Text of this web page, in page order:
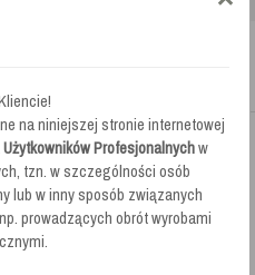
jakość czyszczenia, z
sprzątania,
powierzchni. Wybierz
sobie codzienne zadania
na niniejszej stronie internetowej
Użytkowników Profesjonalnychw
tzn. w szczególności osób
lub w inny sposób związanych
prowadzących obrót wyrobami